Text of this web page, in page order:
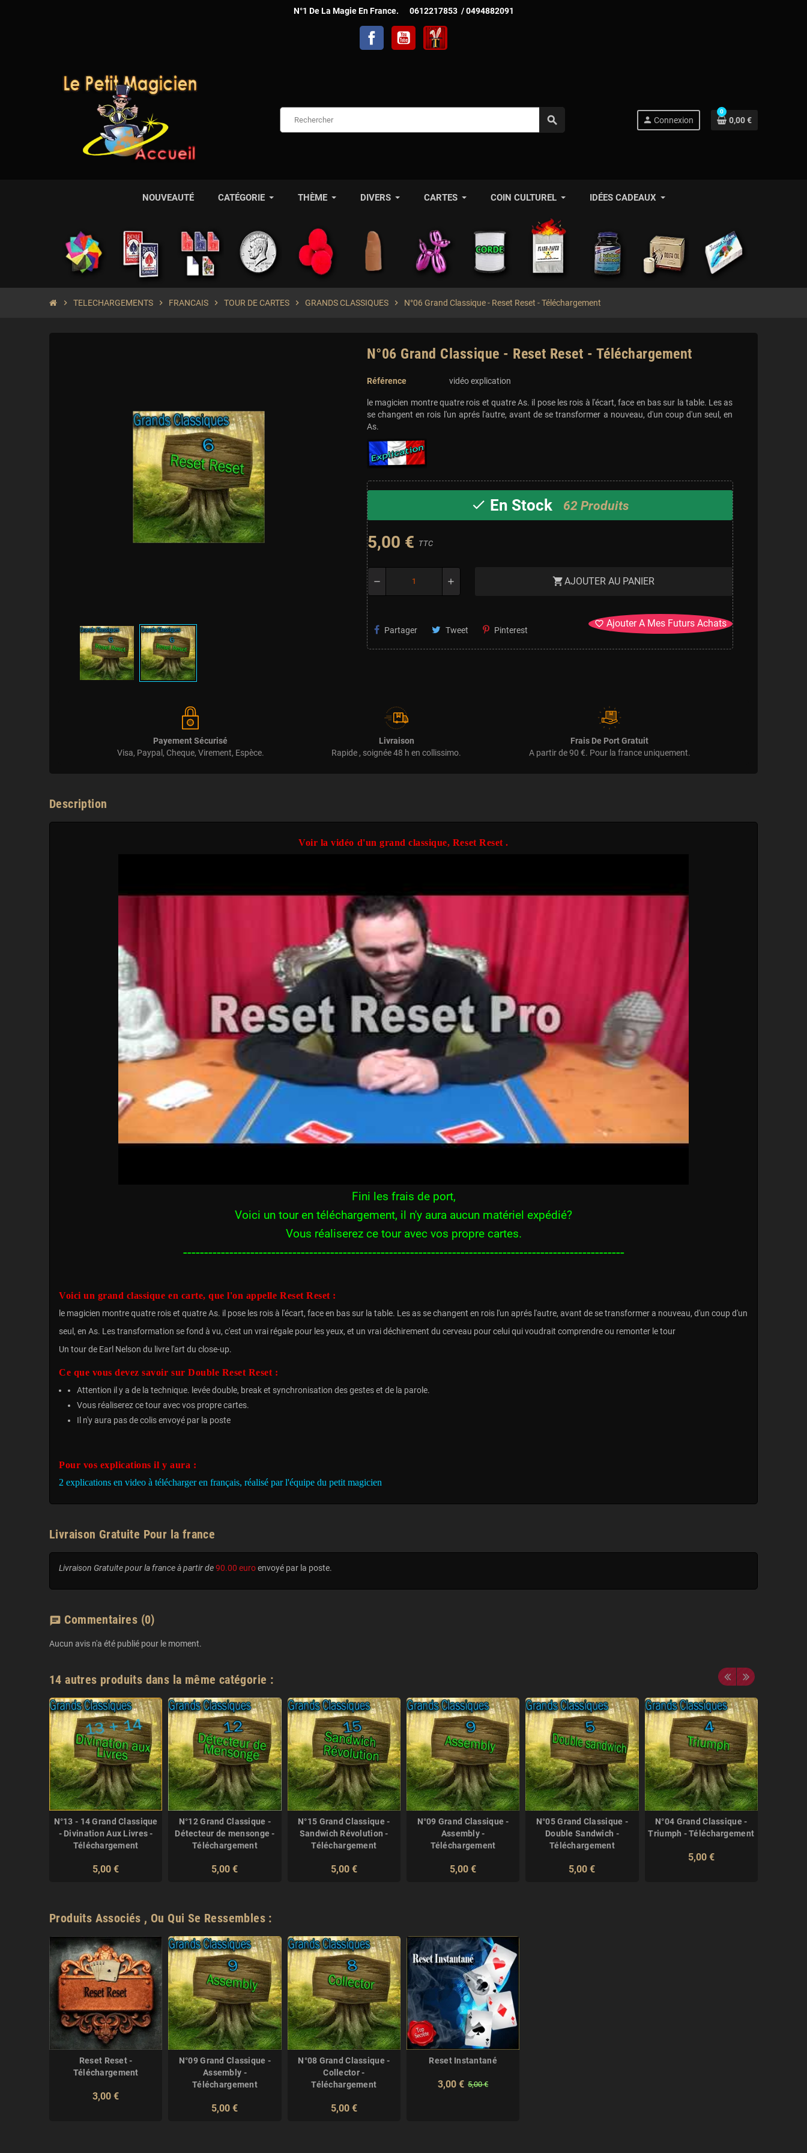
N°1 De La Magie En France. 0612217853 / 0494882091
Facebook YouTube
search person Connexion
0
0,00 €
NOUVEAUTÉ CATÉGORIE THÈME DIVERS CARTES COIN CULTUREL IDÉES CADEAUX
chevron_right TELECHARGEMENTS chevron_right FRANCAIS chevron_right TOUR DE CARTES chevron_right GRANDS CLASSIQUES chevron_right N°06 Grand Classique - Reset Reset - Téléchargement
N°06 Grand Classique - Reset Reset - Téléchargement
Référence vidéo explication
le magicien montre quatre rois et quatre As. il pose les rois à l'écart, face en bas sur la table. Les as
se changent en rois l'un aprés l'autre, avant de se transformer a nouveau, d'un coup d'un seul, en
As.
check En Stock 62 Produits
5,00 € TTC
remove add shopping_cartAJOUTER AU PANIER
favorite_border Ajouter A Mes Futurs Achats
Partager Tweet Pinterest
Payement Sécurisé
Visa, Paypal, Cheque, Virement, Espèce.
Livraison
Rapide , soignée 48 h en collissimo.
Frais De Port Gratuit
A partir de 90 €. Pour la france uniquement.
Description
Voir la vidéo d'un grand classique, Reset Reset .
Fini les frais de port,
Voici un tour en téléchargement, il n'y aura aucun matériel expédié?
Vous réaliserez ce tour avec vos propre cartes.
---------------------------------------------------------------------------------------------------------
Voici un grand classique en carte, que l'on appelle Reset Reset :
le magicien montre quatre rois et quatre As. il pose les rois à l'écart, face en bas sur la table. Les as se changent en rois l'un aprés l'autre, avant de se transformer a nouveau, d'un coup d'un
seul, en As. Les transformation se fond à vu, c'est un vrai régale pour les yeux, et un vrai déchirement du cerveau pour celui qui voudrait comprendre ou remonter le tour
Un tour de Earl Nelson du livre l'art du close-up.
Ce que vous devez savoir sur Double Reset Reset :
Attention il y a de la technique. levée double, break et synchronisation des gestes et de la parole.
Vous réaliserez ce tour avec vos propre cartes.
Il n'y aura pas de colis envoyé par la poste
Pour vos explications il y aura :
2 explications en video à télécharger en français, réalisé par l'équipe du petit magicien
Livraison Gratuite Pour la france
Livraison Gratuite pour la france à partir de90.00 euroenvoyé par la poste.
chat Commentaires (0)
Aucun avis n'a été publié pour le moment.
14 autres produits dans la même catégorie :
N°13 - 14 Grand Classique
- Divination Aux Livres -
Téléchargement
5,00 €
N°12 Grand Classique -
Détecteur de mensonge -
Téléchargement
5,00 €
N°15 Grand Classique -
Sandwich Révolution -
Téléchargement
5,00 €
N°09 Grand Classique -
Assembly -
Téléchargement
5,00 €
N°05 Grand Classique -
Double Sandwich -
Téléchargement
5,00 €
N°04 Grand Classique -
Triumph - Téléchargement
5,00 €
Produits Associés , Ou Qui Se Ressembles :
Reset Reset -
Téléchargement
3,00 €
N°09 Grand Classique -
Assembly -
Téléchargement
5,00 €
N°08 Grand Classique -
Collector -
Téléchargement
5,00 €
Reset Instantané
3,00 € 5,00 €